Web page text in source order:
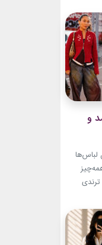
انتخاب
شده بود. جسارت در استایل‌های امیری BTS همان
و
یکی از
این